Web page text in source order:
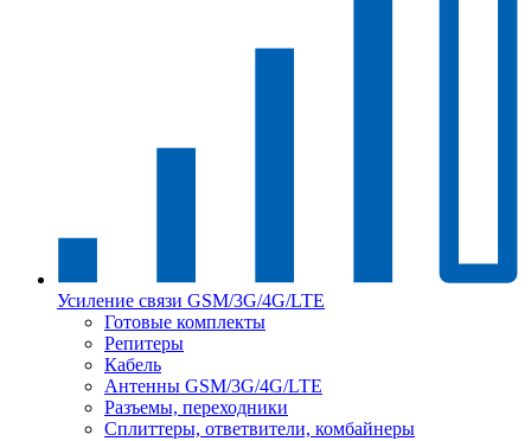
Усиление связи GSM/3G/4G/LTE
Готовые комплекты
Репитеры
Кабель
Антенны GSM/3G/4G/LTE
Разъемы, переходники
Сплиттеры, ответвители, комбайнеры